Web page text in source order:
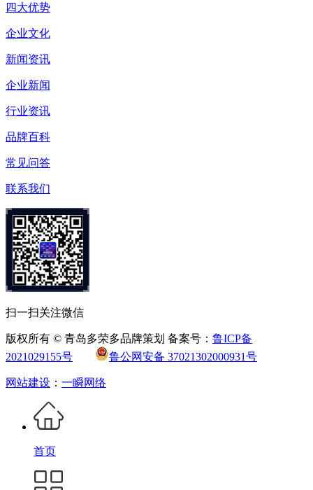
四大优势
企业文化
新闻资讯
企业新闻
行业资讯
品牌百科
常见问答
联系我们
扫一扫关注微信
版权所有 © 青岛多荣多品牌策划 备案号： 鲁ICP备
2021029155号
鲁公网安备 37021302000931号
网站建设 ： 一瞬网络
首页